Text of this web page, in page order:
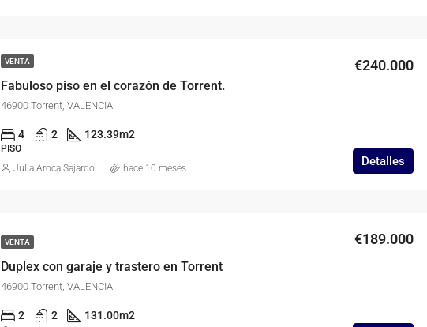
VENTA
Fabuloso piso en el corazón de Torrent.
€240.000
46900 Torrent, VALENCIA
4 2 123.39m2
PISO
Detalles
Julia Aroca Sajardo hace 10 meses
VENTA
Duplex con garaje y trastero en Torrent
€189.000
46900 Torrent, VALENCIA
2 2 131.00m2